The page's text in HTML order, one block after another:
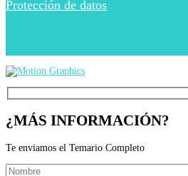
Protección de datos
¿MÁS INFORMACIÓN?
Te enviamos el Temario Completo